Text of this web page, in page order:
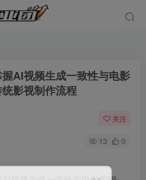
AI视频生成一致性与电影
影视制作流程
关注
13 0